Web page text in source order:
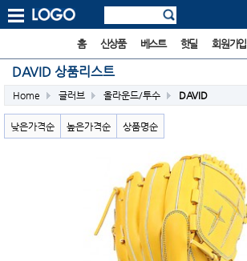
홈 신상품 베스트 핫딜 회원가입
DAVID 상품리스트
Home 글러브 올라운드/투수 DAVID
낮은가격순 높은가격순 상품명순